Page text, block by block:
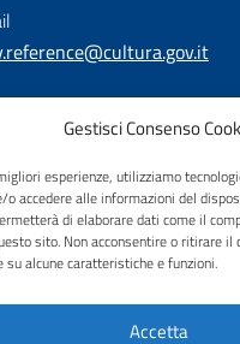
Gestisci Consenso
esperienze, utilizziamo
o accedere alle informazioni del
di elaborare dati come il
sito. Non acconsentire o ritirare il
su alcune caratteristiche e funzioni.
Accetta
Links Section
Cookie policy | Contatti |
| Crediti | Nota di